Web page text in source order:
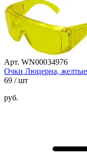
Арт. WN00034976
Очки Люцерна, желтые
69 / шт
руб.